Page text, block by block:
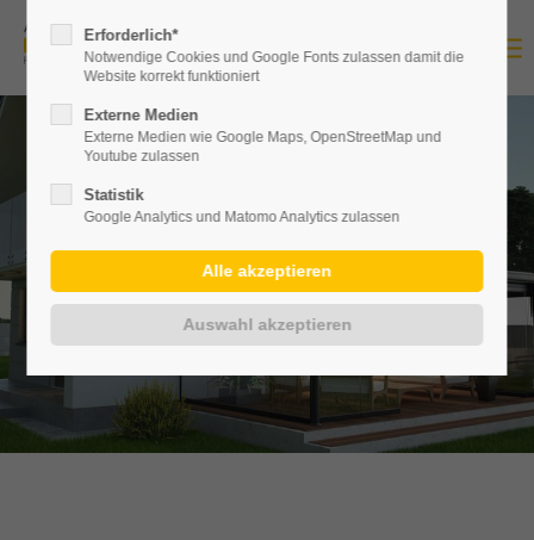
Erforderlich*
Notwendige Cookies und Google Fonts zulassen damit die
Website korrekt funktioniert
Externe Medien
Externe Medien wie Google Maps, OpenStreetMap und
Youtube zulassen
Statistik
Google Analytics und Matomo Analytics zulassen